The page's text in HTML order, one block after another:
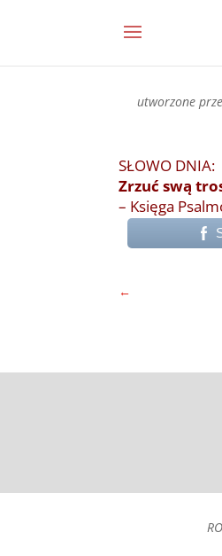
utworzone
SŁOWO DNIA:
Zrzuć swą
– Księga
←